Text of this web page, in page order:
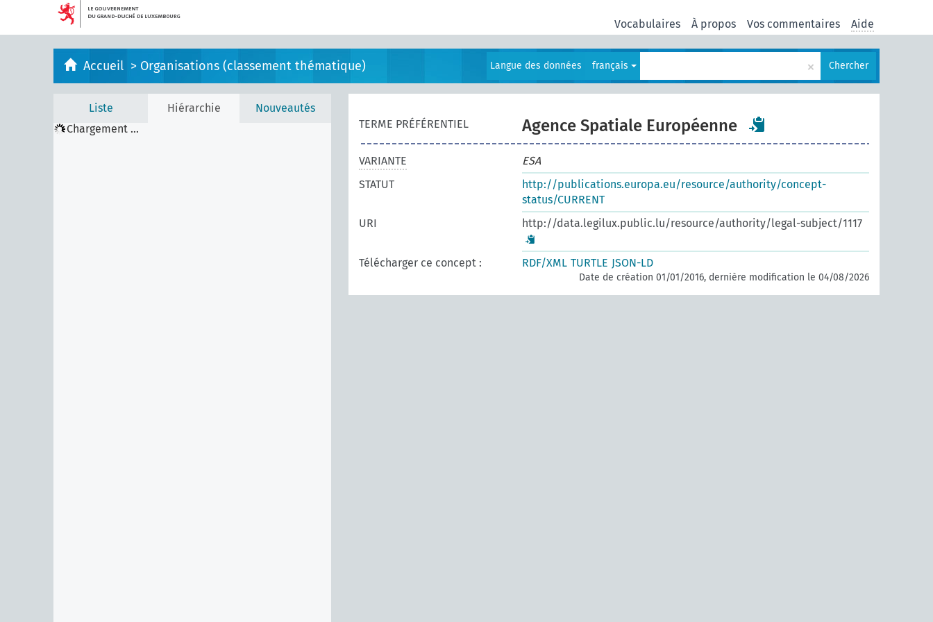
Vocabulaires À propos Vos commentaires Aide
Accueil > Organisations (classement thématique) Langue des données français × Chercher
Liste Hiérarchie
Nouveautés
Chargement ...
TERME PRÉFÉRENTIEL Agence Spatiale Européenne
VARIANTE
ESA
STATUT
http://publications.europa.eu/resource/authority/concept-
status/CURRENT
URI
http://data.legilux.public.lu/resource/authority/legal-subject/1117
Télécharger ce concept : RDF/XML TURTLE JSON-LD
Date de création 01/01/2016, dernière modification le 04/08/2026